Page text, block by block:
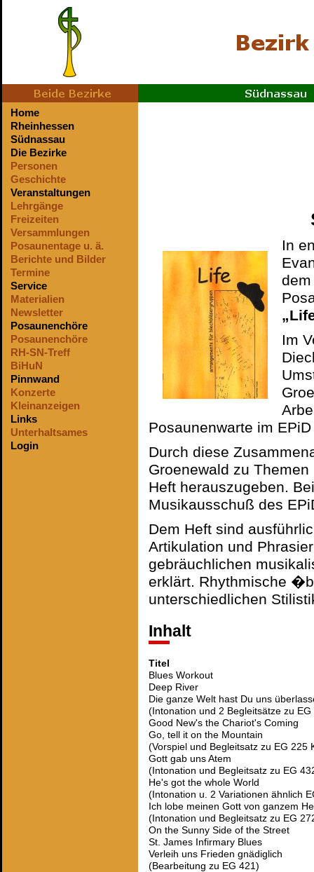
Home
Rheinhessen
Südnassau
Die Bezirke
Personen
Geschichte
Veranstaltungen
Lehrgänge
Freizeiten
Versammlungen
Posaunentage u. ä.
Berichte und Bilder
Termine
Service
Materialien
Newsletter
Posaunenchöre
Posaunenchöre
RH-SN-Treff
BiHuN
Pinnwand
Konzerte
Kleinanzeigen
Links
Unterhaltsames
Login
In
Im
Posaunenwarte im
Durch diese
Groenewald zu
Heft herauszugeben.
Musikausschuß des
Dem Heft sind
Artikulation und
gebräuchlichen
erklärt. Rhythmische
unterschiedlichen
Inhalt
Titel
Blues Workout
Deep River
Die ganze Welt hast Du uns
(Intonation und 2 Begleitsätze zu EG
Good New's the Chariot's Coming
Go, tell it on the Mountain
(Vorspiel und Begleitsatz zu EG 225
Gott gab uns Atem
(Intonation und Begleitsatz zu EG
He's got the whole World
(Intonation u. 2 Variationen ähnlich
Ich lobe meinen Gott von ganzem
(Intonation und Begleitsatz zu EG
On the Sunny Side of the Street
St. James Infirmary Blues
Verleih uns Frieden gnädiglich
(Bearbeitung zu EG 421)